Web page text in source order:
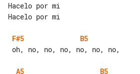
Hacelo por mi
Hacelo por mi
F#5
B5
A5
B5